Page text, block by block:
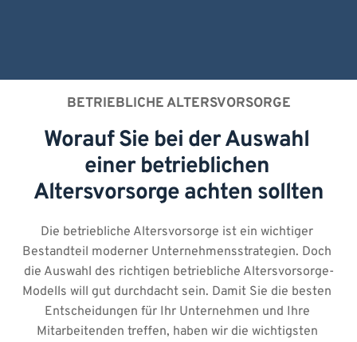
BETRIEBLICHE ALTERSVORSORGE
Worauf Sie bei der Auswahl
einer betrieblichen
Altersvorsorge achten sollten
Die betriebliche Altersvorsorge ist ein wichtiger
Bestandteil moderner Unternehmensstrategien. Doch
die Auswahl des richtigen betriebliche Altersvorsorge-
Modells will gut durchdacht sein. Damit Sie die besten
Entscheidungen für Ihr Unternehmen und Ihre
Mitarbeitenden treffen, haben wir die wichtigsten